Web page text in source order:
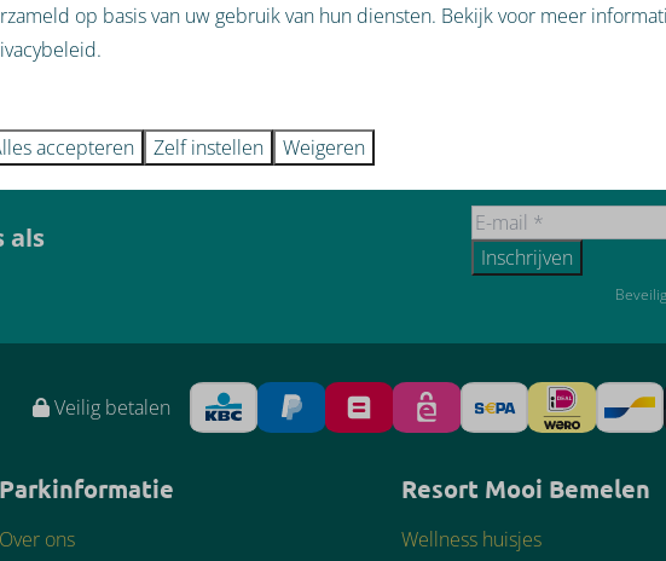
als
Inschrijven
Veilig betalen
Parkinformatie
Over ons
Resort Mooi Bemelen
Wellness huisjes
op basis van uw gebruik van hun diensten. Bekijk voor meer
accepteren Zelf instellen Weigeren